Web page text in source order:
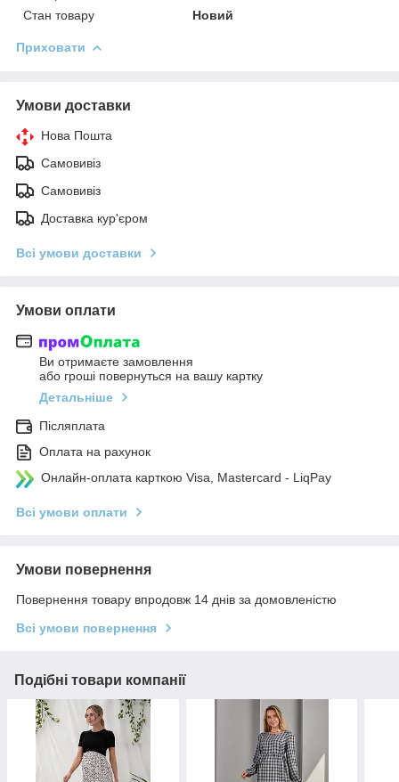
Стан товару
Новий
Приховати
Умови доставки
Нова Пошта
Самовивіз
Самовивіз
Доставка кур'єром
Всі умови доставки
Умови оплати
Ви отримаєте замовлення
або гроші повернуться на вашу картку
Детальніше
Післяплата
Оплата на рахунок
Онлайн-оплата карткою Visa, Mastercard - LiqPay
Всі умови оплати
Умови повернення
Повернення товару впродовж 14 днів за домовленістю
Всі умови повернення
Подібні товари компанії